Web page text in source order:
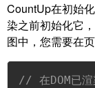
CountUp在初始
染之前初始化它
图中，您需要在
// 在DOM已渲